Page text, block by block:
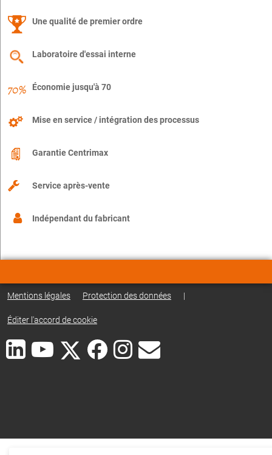
Une qualité de premier ordre
Laboratoire d'essai interne
Économie jusqu'à 70
Mise en service / intégration des processus
Garantie Centrimax
Service après-vente
Indépendant du fabricant
Mentions légales Protection des données |
Éditer l'accord de cookie